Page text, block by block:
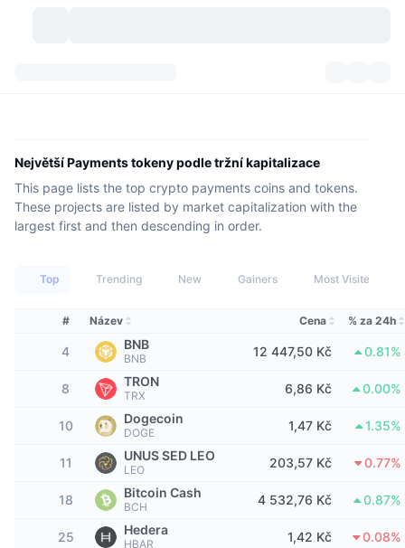
Kategorie
Odemknutí tokenů
Výnosy
Aktiva skutečného světa
Žebříčky
Trendující
Nadcházející
Přehled trhu
Počet kryptoměn
Bitcoin pokladny
BNB pokladny
Přílivy/odlivy na burzy
Indikátory
Fear and Greed Index
Signály New
Trendující
Nový
Rostoucí
Průzkumník meme
Burzy
Centralizované burzy
Spot
Deriváty
Decentralizované burzy
Spot
Deriváty
Komunita
Feedy
Témata
Nálada
Krypto API
DEX API
Podnik
Ceník
Produkty
Konvertor
Newsletter
CMC Launch
Největší Payments tokeny podle tržní kapitalizace
This page lists the top crypto payments coins and tokens.
These projects are listed by market capitalization with the
largest first and then descending in order.
Top Trending New Gainers Most Visited
# Název Cena % za 24h
4 BNB
BNB 12 447,50 Kč 0.81%
8 TRON
TRX 6,86 Kč 0.00%
10 Dogecoin
DOGE 1,47 Kč 1.35%
11 UNUS SED LEO
LEO 203,57 Kč 0.77%
18 Bitcoin Cash
BCH 4 532,76 Kč 0.87%
25 Hedera
HBAR 1,42 Kč 0.08%